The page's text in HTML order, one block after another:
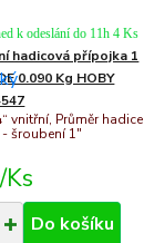
hadicová přípojka 1
0.090 Kg HOBY
vnitřní, Průměr hadice
šroubení 1″
/Ks
k odeslání do 11h 4 Ks
Do košíku